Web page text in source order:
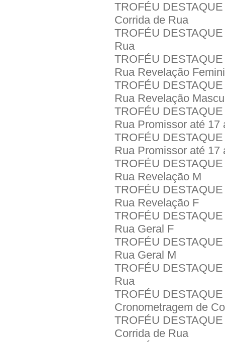
TROFÉU
Corrida de Rua
TROFÉU
Rua
TROFÉU
Rua Revelação
TROFÉU
Rua Revelação
TROFÉU
Rua Promissor até 17
TROFÉU
Rua Promissor até 17
TROFÉU
Rua Revelação M
TROFÉU
Rua Revelação F
TROFÉU
Rua Geral F
TROFÉU
Rua Geral M
TROFÉU
Rua
TROFÉU
Cronometragem de
TROFÉU
Corrida de Rua